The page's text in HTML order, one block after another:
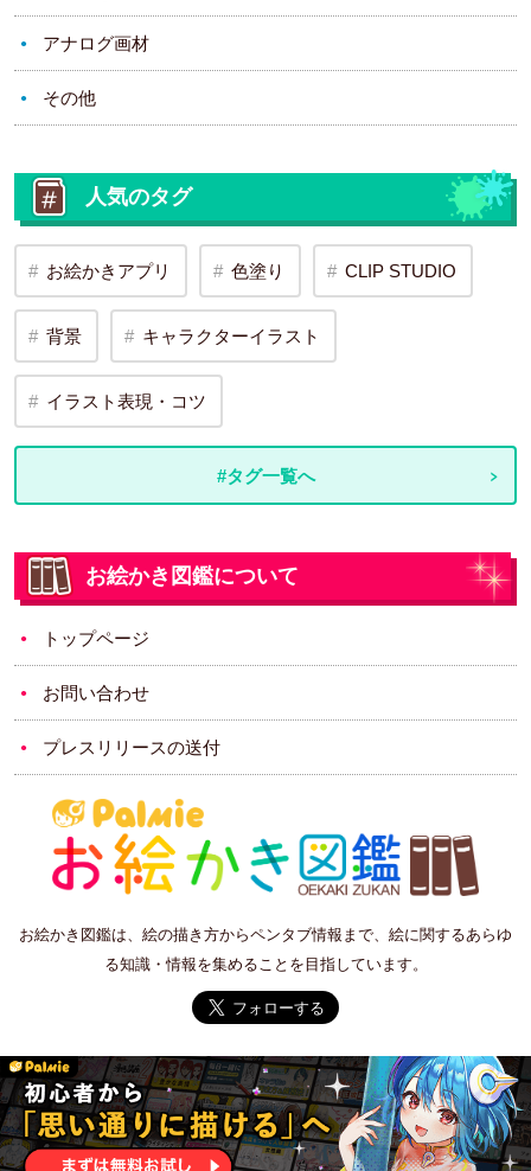
アナログ画材
その他
人気のタグ
お絵かきアプリ 色塗り CLIP STUDIO
背景 キャラクターイラスト
イラスト表現・コツ
#タグ一覧へ
お絵かき図鑑について
トップページ
お問い合わせ
プレスリリースの送付
お絵かき図鑑は、絵の描き方からペンタブ情報まで、絵に関するあらゆ
る知識・情報を集めることを目指しています。